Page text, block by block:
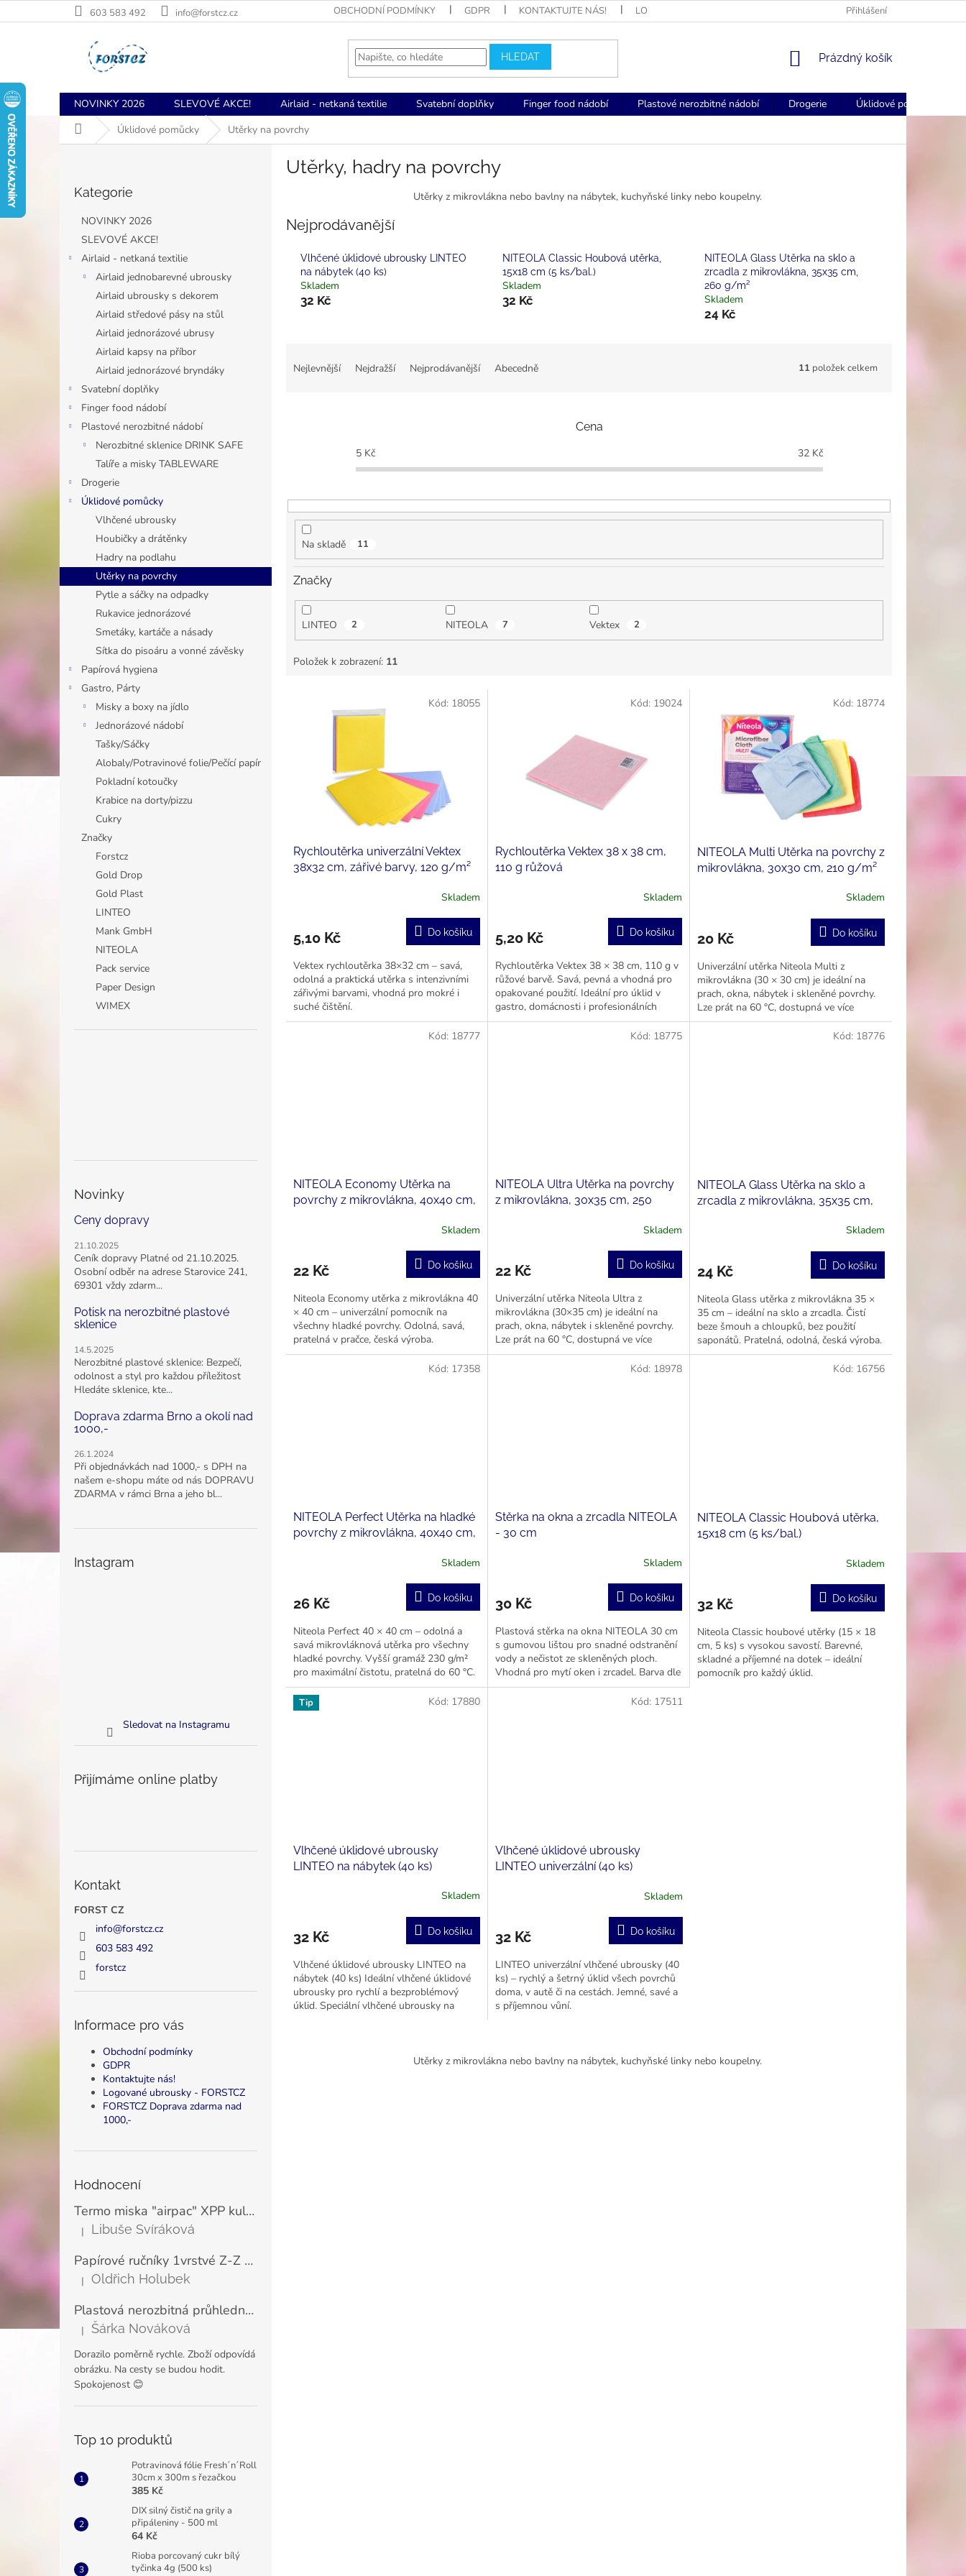
na
603 583 492 info@forstcz.cz OBCHODNÍ PODMÍNKY GDPR KONTAKTUJTE NÁS! LOGOVANÉ UBROUSKY - FORSTCZ FORSTCZ DOPRAVA ZDARMA
Přihlášení
HLEDAT
NÁKUPNÍ
Prázdný košík
NOVINKY 2026 SLEVOVÉ AKCE! Airlaid - netkaná textilie Svatební doplňky Finger food nádobí Plastové nerozbitné nádobí Drogerie
Úklidové pomůcky
Domů Úklidové pomůcky Utěrky na povrchy
kategorie
Kategorie
NOVINKY 2026
SLEVOVÉ AKCE!
Airlaid - netkaná textilie
Airlaid jednobarevné ubrousky
Airlaid ubrousky s dekorem
Airlaid středové pásy na stůl
Airlaid jednorázové ubrusy
Airlaid kapsy na příbor
Airlaid jednorázové bryndáky
Svatební doplňky
Finger food nádobí
Plastové nerozbitné nádobí
Nerozbitné sklenice DRINK SAFE
Talíře a misky TABLEWARE
Drogerie
Úklidové pomůcky
Vlhčené ubrousky
Houbičky a drátěnky
Hadry na podlahu
Utěrky na povrchy
Pytle a sáčky na odpadky
Rukavice jednorázové
Smetáky, kartáče a násady
Sítka do pisoáru a vonné závěsky
Papírová hygiena
Gastro, Párty
Misky a boxy na jídlo
Jednorázové nádobí
Tašky/Sáčky
Alobaly/Potravinové folie/Pečící papír
Pokladní kotoučky
Krabice na dorty/pizzu
Cukry
Značky
Forstcz
Gold Drop
Gold Plast
LINTEO
Mank GmbH
NITEOLA
Pack service
Paper Design
WIMEX
Novinky
Ceny dopravy
21.10.2025
Ceník dopravy Platné od 21.10.2025.
Osobní odběr na adrese Starovice 241,
69301 vždy zdarm...
Potisk na nerozbitné plastové
sklenice
14.5.2025
Nerozbitné plastové sklenice: Bezpečí,
odolnost a styl pro každou příležitost
Hledáte sklenice, kte...
Doprava zdarma Brno a okolí nad
1000,-
26.1.2024
Při objednávkách nad 1000,- s DPH na
našem e-shopu máte od nás DOPRAVU
ZDARMA v rámci Brna a jeho bl...
Instagram
Sledovat na Instagramu
Přijímáme online platby
Kontakt
FORST CZ
info@forstcz.cz
603 583 492
forstcz
Informace pro vás
Obchodní podmínky
GDPR
Kontaktujte nás!
Logované ubrousky - FORSTCZ
FORSTCZ Doprava zdarma nad
1000,-
Hodnocení
Termo miska "airpac" XPP kulatá bílá 500 ml, Ø11,5 cm (25 ks)
Hodnocení produktu je 5 z 5 hvězdiček.
| Libuše Svíráková
Papírové ručníky 1vrstvé Z-Z zelené LINTEO ECONOMY 23x25 cm (200 ks)
Hodnocení produktu je 5 z 5 hvězdiček.
| Oldřich Holubek
Plastová nerozbitná průhledná sklenice na šampaňské a prosecco VERONA 180 ml
Hodnocení produktu je 5 z 5 hvězdiček.
| Šárka Nováková
Dorazilo poměrně rychle. Zboží odpovídá
obrázku. Na cesty se budou hodit.
Spokojenost 😊
Top 10 produktů
Potravinová fólie Fresh´n´Roll
30cm x 300m s řezačkou
385 Kč
DIX silný čistič na grily a
připáleniny - 500 ml
64 Kč
Rioba porcovaný cukr bílý
tyčinka 4g (500 ks)
Utěrky, hadry na povrchy
Utěrky z mikrovlákna nebo bavlny na nábytek, kuchyňské linky nebo koupelny.
Nejprodávanější
Vlhčené úklidové ubrousky LINTEO
na nábytek (40 ks)
Skladem
32 Kč
NITEOLA Classic Houbová utěrka,
15x18 cm (5 ks/bal.)
Skladem
32 Kč
NITEOLA Glass Utěrka na sklo a
zrcadla z mikrovlákna, 35x35 cm,
260 g/m²
Skladem
24 Kč
u
Nejlevnější Nejdražší Nejprodávanější Abecedně 11 položek celkem
Cena
5Kč 32Kč
Na skladě 11
Značky
LINTEO 2 NITEOLA 7 Vektex 2
Položek k zobrazení: 11
Rychloutěrka univerzální Vektex
38x32 cm, zářivé barvy, 120 g/m²
Skladem
5,10 Kč Do košíku
Vektex rychloutěrka 38×32 cm – savá,
odolná a praktická utěrka s intenzivními
zářivými barvami, vhodná pro mokré i
suché čištění.
Kód: 18055
Rychloutěrka Vektex 38 x 38 cm,
110 g růžová
Skladem
5,20 Kč Do košíku
Rychloutěrka Vektex 38 × 38 cm, 110 g v
růžové barvě. Savá, pevná a vhodná pro
opakované použití. Ideální pro úklid v
gastro, domácnosti i profesionálních
provozech.
Kód: 19024
NITEOLA Multi Utěrka na povrchy z
mikrovlákna, 30x30 cm, 210 g/m²
Skladem
20 Kč Do košíku
Univerzální utěrka Niteola Multi z
mikrovlákna (30 × 30 cm) je ideální na
prach, okna, nábytek i skleněné povrchy.
Lze prát na 60 °C, dostupná ve více
barvách. Český výrobek.
Kód: 18774
NITEOLA Economy Utěrka na
povrchy z mikrovlákna, 40x40 cm,
Skladem
22 Kč Do košíku
Niteola Economy utěrka z mikrovlákna 40
× 40 cm – univerzální pomocník na
všechny hladké povrchy. Odolná, savá,
pratelná v pračce, česká výroba.
Kód: 18777
NITEOLA Ultra Utěrka na povrchy
z mikrovlákna, 30x35 cm, 250
Skladem
22 Kč Do košíku
Univerzální utěrka Niteola Ultra z
mikrovlákna (30×35 cm) je ideální na
prach, okna, nábytek i skleněné povrchy.
Lze prát na 60 °C, dostupná ve více
barvách. Český výrobek.
Kód: 18775
NITEOLA Glass Utěrka na sklo a
zrcadla z mikrovlákna, 35x35 cm,
Skladem
24 Kč Do košíku
Niteola Glass utěrka z mikrovlákna 35 ×
35 cm – ideální na sklo a zrcadla. Čistí
beze šmouh a chloupků, bez použití
saponátů. Pratelná, odolná, česká výroba.
Kód: 18776
NITEOLA Perfect Utěrka na hladké
povrchy z mikrovlákna, 40x40 cm,
Skladem
26 Kč Do košíku
Niteola Perfect 40 × 40 cm – odolná a
savá mikrovláknová utěrka pro všechny
hladké povrchy. Vyšší gramáž 230 g/m²
pro maximální čistotu, pratelná do 60 °C.
Kód: 17358
Stěrka na okna a zrcadla NITEOLA
- 30 cm
Skladem
30 Kč Do košíku
Plastová stěrka na okna NITEOLA 30 cm
s gumovou lištou pro snadné odstranění
vody a nečistot ze skleněných ploch.
Vhodná pro mytí oken i zrcadel. Barva dle
skladových zásob.
Kód: 18978
NITEOLA Classic Houbová utěrka,
15x18 cm (5 ks/bal.)
Skladem
32 Kč Do košíku
Niteola Classic houbové utěrky (15 × 18
cm, 5 ks) s vysokou savostí. Barevné,
skladné a příjemné na dotek – ideální
pomocník pro každý úklid.
Kód: 16756
Tip
Vlhčené úklidové ubrousky
LINTEO na nábytek (40 ks)
Skladem
32 Kč Do košíku
Vlhčené úklidové ubrousky LINTEO na
nábytek (40 ks) Ideální vlhčené úklidové
ubrousky pro rychlí a bezproblémový
úklid. Speciální vlhčené ubrousky na
Kód: 17880
Vlhčené úklidové ubrousky
LINTEO univerzální (40 ks)
Skladem
32 Kč Do košíku
LINTEO univerzální vlhčené ubrousky (40
ks) – rychlý a šetrný úklid všech povrchů
doma, v autě či na cestách. Jemné, savé a
s příjemnou vůní.
Kód: 17511
v
l
Utěrky z mikrovlákna nebo bavlny na nábytek, kuchyňské linky nebo koupelny.